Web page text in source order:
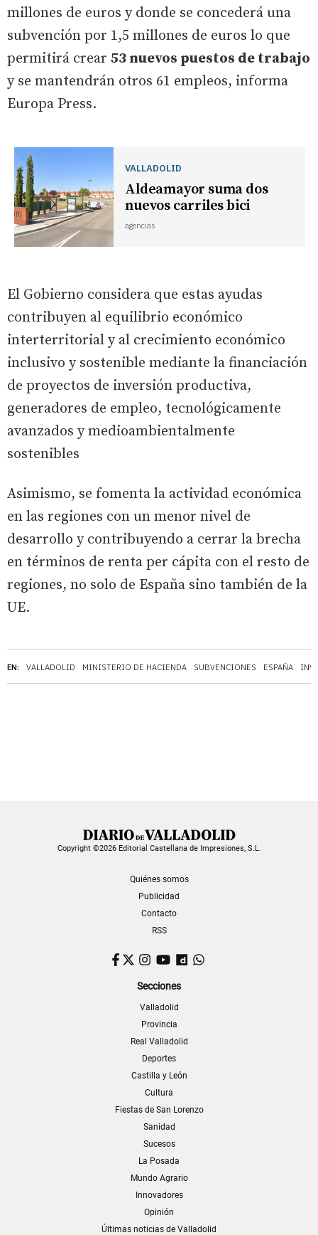
EN: VALLADOLID MINISTERIO DE HACIENDA SUBVENCIONES ESPAÑA
millones de euros y donde se concederá una
subvención por 1,5 millones de euros lo que
permitirá crear 53 nuevos puestos de trabajo
y se mantendrán otros 61 empleos, informa
Europa Press.
VALLADOLID
Aldeamayor suma dos
nuevos carriles bici
agencias
El Gobierno considera que estas ayudas
contribuyen al equilibrio económico
interterritorial y al crecimiento económico
inclusivo y sostenible mediante la financiación
de proyectos de inversión productiva,
generadores de empleo, tecnológicamente
avanzados y medioambientalmente
sostenibles
Asimismo, se fomenta la actividad económica
en las regiones con un menor nivel de
desarrollo y contribuyendo a cerrar la brecha
en términos de renta per cápita con el resto de
regiones, no solo de España sino también de la
UE.
Copyright ©2026 Editorial Castellana de Impresiones, S.L.
Quiénes somos
Publicidad
Contacto
RSS
Facebook
TwitterInstagram
YouTubeDailymotion
Secciones
Valladolid
Provincia
Real Valladolid
Deportes
Castilla y León
Cultura
Fiestas de San Lorenzo
Sanidad
Sucesos
La Posada
Mundo Agrario
Innovadores
Opinión
Últimas noticias de Valladolid